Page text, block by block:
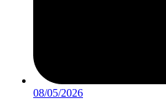
08/05/2026